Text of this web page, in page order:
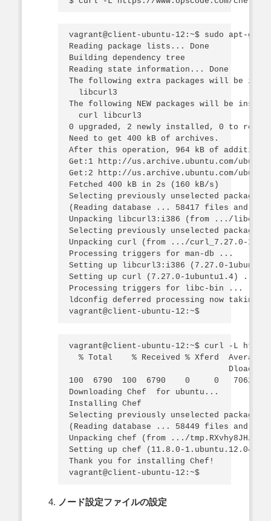
vagrant@client-ubuntu-12:~$ sudo apt-
Reading package lists... Done
Building dependency tree
Reading state information... Done
The following extra packages will be
  libcurl3
The following NEW packages will be
  curl libcurl3
0 upgraded, 2 newly installed, 0 to
Need to get 400 kB of archives.
After this operation, 964 kB of
Get:1 http://us.archive.ubuntu.com/
Get:2 http://us.archive.ubuntu.com/
Fetched 400 kB in 2s (160 kB/s)
Selecting previously unselected package
(Reading database ... 58417 files and
Unpacking libcurl3:i386 (from .../
Selecting previously unselected package
Unpacking curl (from .../curl_7.27.0-
Processing triggers for man-db ...
Setting up libcurl3:i386 (7.27.0-
Setting up curl (7.27.0-1ubuntu1.4) ...
Processing triggers for libc-bin ...
ldconfig deferred processing now taking
vagrant@client-ubuntu-12:~$ curl -L
% Total    % Received % Xferd  Average
Dload
100  6790  100  6790    0     0
Downloading Chef  for ubuntu...
Installing Chef
Selecting previously unselected package
(Reading database ... 58449 files and
Unpacking chef (from .../tmp.RXvhy8JH/
Setting up chef (11.8.0-1.ubuntu.12.04)
Thank you for installing Chef!
ノード設定ファイルの設定